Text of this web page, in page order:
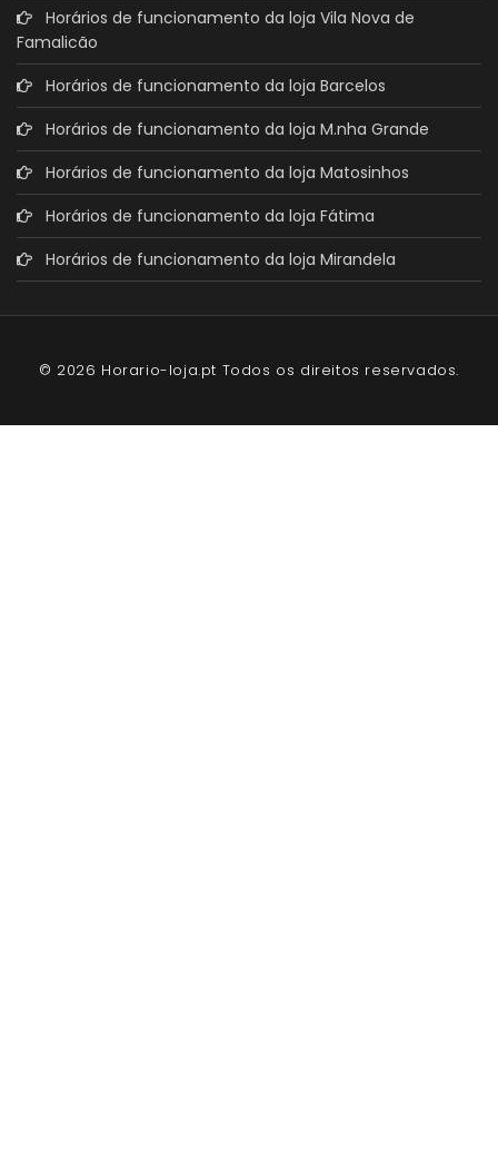
Horários de funcionamento da loja Vila Nova de
Famalicão
Horários de funcionamento da loja Barcelos
Horários de funcionamento da loja M.nha Grande
Horários de funcionamento da loja Matosinhos
Horários de funcionamento da loja Fátima
Horários de funcionamento da loja Mirandela
© 2026 Horario-loja.pt Todos os direitos reservados.